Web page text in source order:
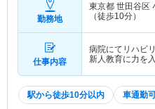
勤務地
東京都 世田谷区
（徒歩10分）
仕事内容
病院にてリハビ
新人教育に力を
駅から徒歩10分以内 車通勤